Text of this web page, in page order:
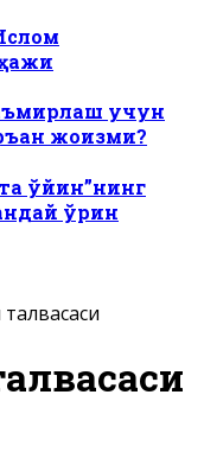
учун
жоизми?
ўйин”нинг
ўрин